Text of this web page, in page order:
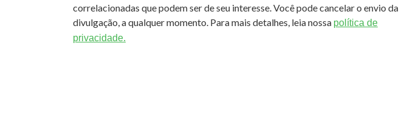
correlacionadas que podem ser de seu interesse. Você pode cancelar o envio da
divulgação, a qualquer momento. Para mais detalhes, leia nossa política de
privacidade.